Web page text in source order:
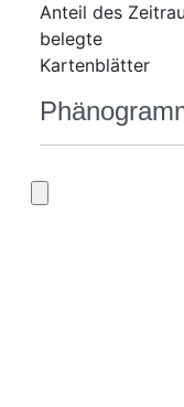
Anteil des
belegte
Kartenblätter